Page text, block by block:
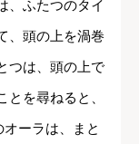
、ふたつのタイ
、頭の上を渦巻
つは、頭の上で
を尋ねると、
ーラは、まと